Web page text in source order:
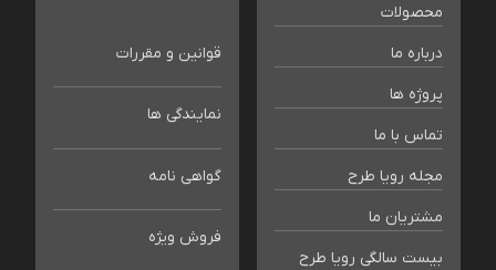
محصولات
درباره ما
پروژه ها
تماس با ما
مجله رویا طرح
مشتریان ما
بیست سالگی رویا طرح
قوانین و مقررات
نمایندگی ها
گواهی نامه
فروش ویژه